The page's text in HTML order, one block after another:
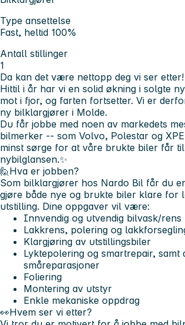
Type ansettelse
Fast, heltid 100%
Antall stillinger
1
Da kan det være nettopp deg vi ser etter!
Hittil i år har vi en solid økning i solgte
mot i fjor, og farten fortsetter. Vi er
ny bilklargjører i Molde.
Du får jobbe med noen av markedets
bilmerker -- som Volvo, Polestar og
minst sørge for at våre brukte biler får
nybilglansen.✨
🙋 Hva er jobben?
Som bilklargjører hos Nardo Bil får du
gjøre både nye og brukte biler klare for
utstilling. Dine oppgaver vil være:
Innvendig og utvendig bilvask/rens
Lakkrens, polering og
Klargjøring av utstillingsbiler
Lyktepolering og smartrepair, samt
småreparasjoner
Foliering
Montering av utstyr
Enkle mekaniske oppdrag
👀Hvem ser vi etter?